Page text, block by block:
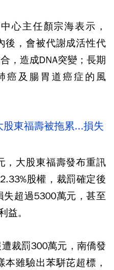
心主任顏宗海表示，
後，會被代謝成活性代
，造成DNA突變；長期
癌及腸胃道癌症的風
東福壽被拖累...損失
，大股東福壽發布重訊
股權，裁罰確定後
超過5300萬元，甚至
益。
裁罰300萬元，南僑發
雖驗出苯駢芘超標，